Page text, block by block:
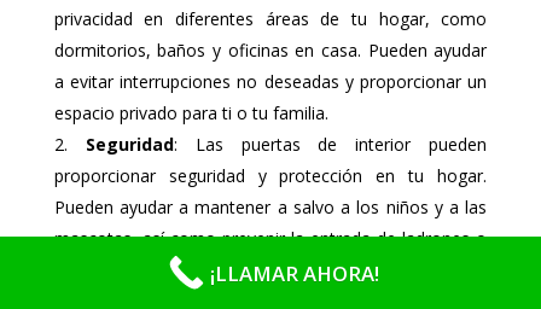
privacidad en diferentes áreas de tu hogar, como
dormitorios, baños y oficinas en casa. Pueden ayudar
a evitar interrupciones no deseadas y proporcionar un
espacio privado para ti o tu familia.
Seguridad: Las puertas de interior pueden
proporcionar seguridad y protección en tu hogar.
Pueden ayudar a mantener a salvo a los niños y a las
mascotas, así como prevenir la entrada de ladrones o
¡LLAMAR AHORA!